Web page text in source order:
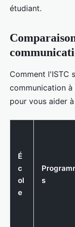
étudiant.
Comment l'ISTC
communication
pour vous aider
É
c
ol
e
s